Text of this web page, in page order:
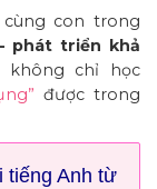
con trong
phát triển khả
không chỉ học
được trong
tiếng Anh từ